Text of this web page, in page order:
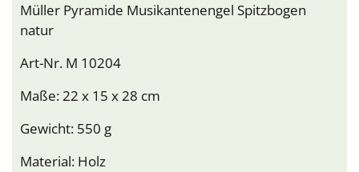
Müller Pyramide Musikantenengel Spitzbogen
natur
Art-Nr. M 10204
Maße: 22 x 15 x 28 cm
Gewicht: 550 g
Material: Holz